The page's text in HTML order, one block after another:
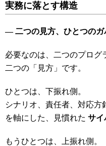
実務に落とす構造
―二つの見方、ひとつの
必要なのは、二つのプログ
二つの「見方」です。
ひとつは、下振れ側。
シナリオ、責任者、対応
を軸にした、見慣れた サイ
もうひとつは、上振れ側。